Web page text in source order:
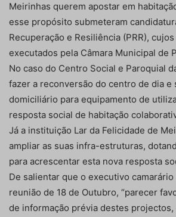
Meirinhas querem apostar em
esse propósito submeteram
Recuperação e Resiliência (PRR),
executados pela Câmara Municipal de
No caso do Centro Social e Paroquial
fazer a reconversão do centro de dia e
domiciliário para equipamento de
resposta social de habitação
Já a instituição Lar da Felicidade de
ampliar as suas infra-estruturas,
para acrescentar esta nova resposta
De salientar que o executivo
reunião de 18 de Outubro, “parecer
de informação prévia destes